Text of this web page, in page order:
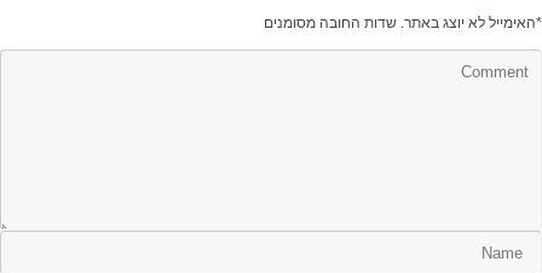
האימייל לא יוצג באתר. שדות החובה מסומנים *